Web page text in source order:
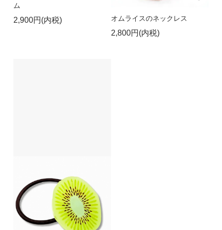
ム
2,900円(内税) オムライスのネックレス
2,800円(内税)